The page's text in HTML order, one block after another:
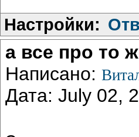
Настройки:
а все про то
Написано:
Дата: July 02,